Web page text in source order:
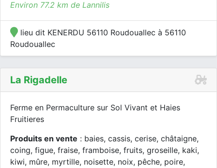
Environ 77.2 km de Lannilis
lieu dit KENERDU 56110 Roudouallec à 56110
Roudouallec
La Rigadelle
Ferme en Permaculture sur Sol Vivant et Haies
Fruitieres
Produits en vente : baies, cassis, cerise, châtaigne,
coing, figue, fraise, framboise, fruits, groseille, kaki,
kiwi, mûre, myrtille, noisette, noix, pêche, poire,